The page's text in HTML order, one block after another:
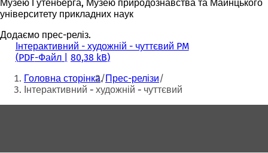
Музею Гутенберга, Музею природознавства та Майнцького
університету прикладних наук
Додаємо прес-реліз.
Інтерактивний - художній - чуттєвий PM
PDF-Файл 80,38 kB
Ти
тут:
Головна сторінка Прес-релізи
Інтерактивний - художній - чуттєвий